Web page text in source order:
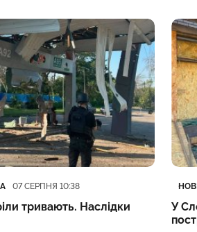
07 СЕРПНЯ 10:38
тривають. Наслідки
У